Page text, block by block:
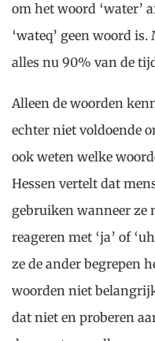
om het woord ‘water’
‘wateq’ geen woord
alles nu 90% van de
Alleen de woorden
echter niet voldoende
ook weten welke
Hessen vertelt dat
gebruiken wanneer ze
reageren met ‘ja’ of
ze de ander begrepen
woorden niet
dat niet en proberen